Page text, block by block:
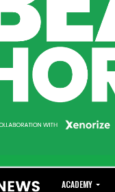
ACADEMY